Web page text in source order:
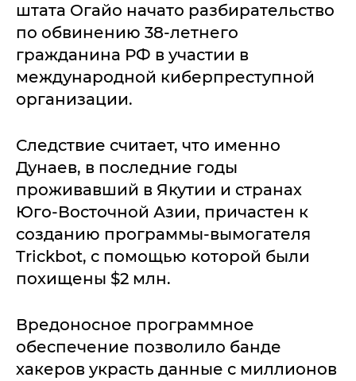
штата Огайо начато разбирательство
по обвинению 38-летнего
гражданина РФ в участии в
международной киберпреступной
организации.
Следствие считает, что именно
Дунаев, в последние годы
проживавший в Якутии и странах
Юго-Восточной Азии, причастен к
созданию программы-вымогателя
Trickbot, с помощью которой были
похищены $2 млн.
Вредоносное программное
обеспечение позволило банде
хакеров украсть данные с миллионов